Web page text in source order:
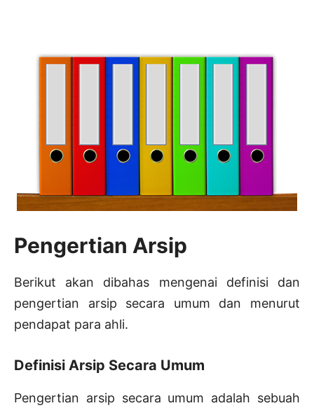
Pengertian Arsip
Berikut akan dibahas mengenai definisi dan
pengertian arsip secara umum dan menurut
pendapat para ahli.
Definisi Arsip Secara Umum
Pengertian arsip secara umum adalah sebuah